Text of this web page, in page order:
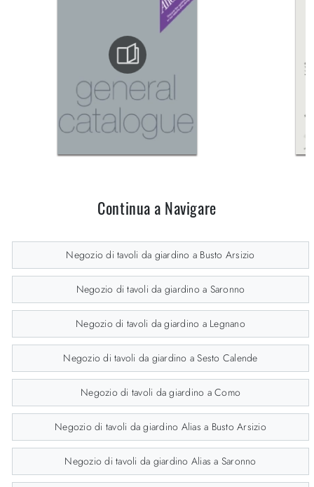
Continua a Navigare
Negozio di tavoli da giardino a Busto Arsizio
Negozio di tavoli da giardino a Saronno
Negozio di tavoli da giardino a Legnano
Negozio di tavoli da giardino a Sesto Calende
Negozio di tavoli da giardino a Como
Negozio di tavoli da giardino Alias a Busto Arsizio
Negozio di tavoli da giardino Alias a Saronno